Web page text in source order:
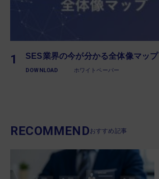
SES業界の今が分かる全体像マップ
DOWNLOAD ホワイトペーパー
RECOMMEND おすすめ記事